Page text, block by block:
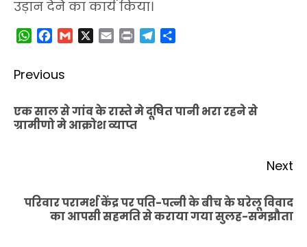
उड़ान देने का कार्य किया।
WhatsApp
Facebook
Gmail EmailPrint Telegram
Post
navigation
Previous
एक साल से गांव के रास्ते मे दूषित पानी भरा रहने से
ग्रामीणो मे आक्रोश व्याप्त
Next
Next
परिवार परामर्श केंद्र पर पति-पत्नी के बीच के घरेलू विवाद
का आपसी सहमति से कराया गया सुलह-समझौता